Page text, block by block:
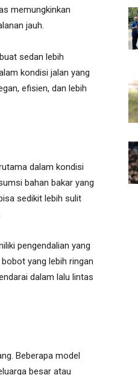
memungkinkan
jauh.
sedan lebih
kondisi jalan yang
efisien, dan lebih
dalam kondisi
bahan bakar yang
sedikit lebih sulit
pengendalian yang
yang lebih ringan
dalam lalu lintas
Beberapa model
besar atau